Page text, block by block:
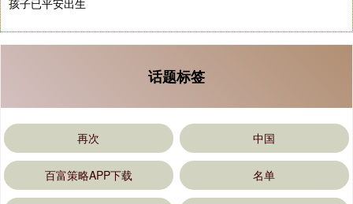
孩子已平安出生
话题标签
再次 中国
百富策略APP下载 名单